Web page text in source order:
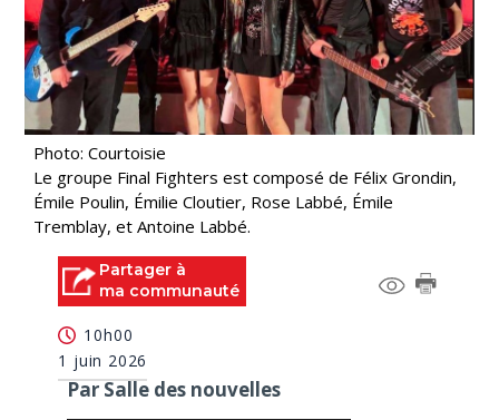
Photo: Courtoisie
Le groupe Final Fighters est composé de Félix Grondin,
Émile Poulin, Émilie Cloutier, Rose Labbé, Émile
Tremblay, et Antoine Labbé.
Partager à
ma communauté
10h00
1 juin 2026
Par Salle des nouvelles